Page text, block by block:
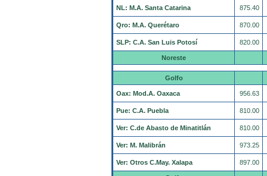
NL: M.A. Santa Catarina 875.40
Qro: M.A. Querétaro 870.00
SLP: C.A. San Luis Potosí 820.00
Noreste
Golfo
Oax: Mod.A. Oaxaca 956.63
Pue: C.A. Puebla 810.00
Ver: C.de Abasto de Minatitlán 810.00
Ver: M. Malibrán 973.25
Ver: Otros C.May. Xalapa 897.00